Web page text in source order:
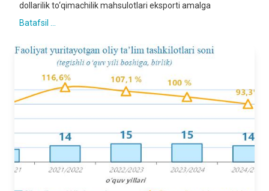
dollarilik to‘qimachilik mahsulotlari eksporti amalga
Batafsil ...